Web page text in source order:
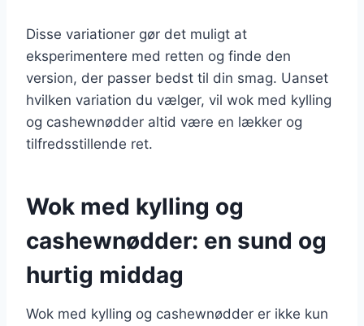
Disse variationer gør det muligt at
eksperimentere med retten og finde den
version, der passer bedst til din smag. Uanset
hvilken variation du vælger, vil wok med kylling
og cashewnødder altid være en lækker og
tilfredsstillende ret.
Wok med kylling og
cashewnødder: en sund og
hurtig middag
Wok med kylling og cashewnødder er ikke kun